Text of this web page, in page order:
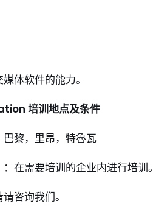
体软件的能力。
培训地点及条件
黎，里昂，特魯瓦
在需要培训的企业内进行培训。
咨询我们。